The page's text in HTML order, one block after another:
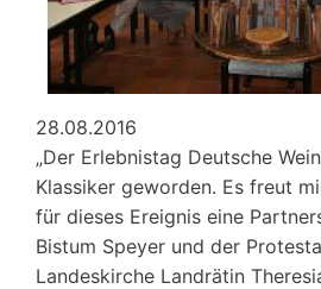
28.08.2016
„Der Erlebnistag Deutsche
Klassiker geworden. Es freut
für dieses Ereignis eine
Bistum Speyer und der
Landeskirche Landrätin